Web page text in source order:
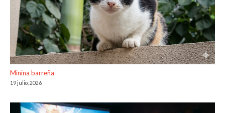
Minina barreña
19 julio, 2026